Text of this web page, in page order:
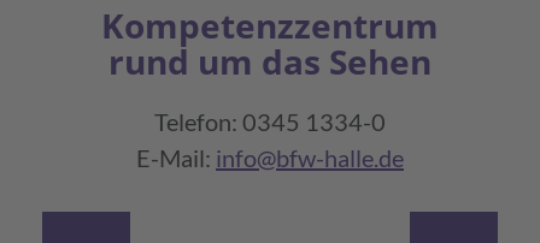
Telefon: 0345 1334-0
E-Mail: info@bfw-halle.de
Kompetenzzentrum
rund um das Sehen